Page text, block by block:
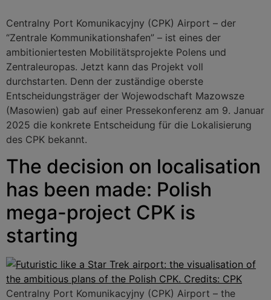
Centralny Port Komunikacyjny (CPK) Airport – der
“Zentrale Kommunikationshafen” – ist eines der
ambitioniertesten Mobilitätsprojekte Polens und
Zentraleuropas. Jetzt kann das Projekt voll
durchstarten. Denn der zuständige oberste
Entscheidungsträger der Wojewodschaft Mazowsze
(Masowien) gab auf einer Pressekonferenz am 9. Januar
2025 die konkrete Entscheidung für die Lokalisierung
des CPK bekannt.
The decision on localisation
has been made: Polish
mega-project CPK is
starting
Centralny Port Komunikacyjny (CPK) Airport – the